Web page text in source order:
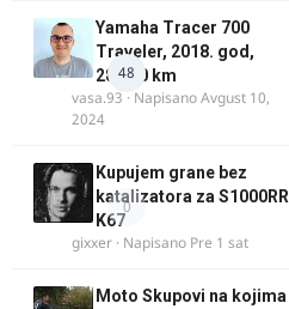
48
Yamaha Tracer 700
Traveler, 2018. god,
28.100 km
vasa.93 · NapisanoAvgust 10,
2024
0
Kupujem grane bez
katalizatora za S1000RR
K67
gixxer · Napisano Pre 1 sat
Moto Skupovi na kojima